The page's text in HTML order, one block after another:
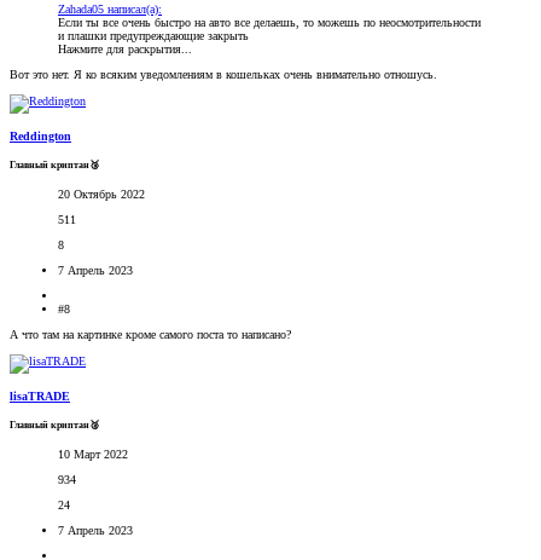
Zahada05 написал(а):
Если ты все очень быстро на авто все делаешь, то можешь по неосмотрительности
и плашки предупреждающие закрыть
Нажмите для раскрытия...
Вот это нет. Я ко всяким уведомлениям в кошельках очень внимательно отношусь.
Reddington
Главный криптан🥉
20 Октябрь 2022
511
8
7 Апрель 2023
#8
А что там на картинке кроме самого поста то написано?
lisaTRADE
Главный криптан🥈
10 Март 2022
934
24
7 Апрель 2023